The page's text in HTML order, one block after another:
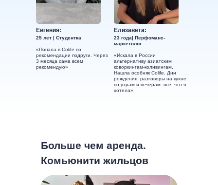
Евгения:
25 лет | Студентка
«Попала в Colife по
рекомендации подруги. Через
3 месяца сама всем
рекомендую»
Елизавета:
23 года| Перфоманс-
маркетолог
«Искала в России
альтернативу азиатским
коворкингам-коливингам.
Нашла особняк Colife. Дни
рождения, разговоры на кухне
по утрам и вечерам: всё, что я
хотела»
Больше чем аренда.
Комьюнити жильцов